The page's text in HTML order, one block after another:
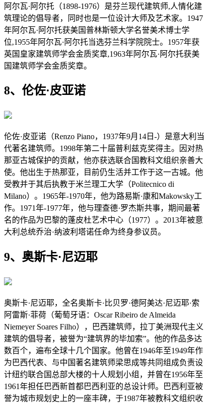
阿尔瓦·阿尔托（1898-1976）是芬兰现代建筑师,人情化建
筑理论的倡导者，同时也是一位设计大师及艺术家。1947
年阿尔瓦·阿尔托获美国普林斯顿大学名誉美术博士学
位,1955年阿尔瓦·阿尔托当选芬兰科学院院士。1957年获
英国皇家建筑师学会金质奖章,1963年阿尔瓦·阿尔托获美
国建筑师学会金质奖章。
8、伦佐·皮亚诺
伦佐·皮亚诺（Renzo Piano，1937年9月14日-）是意大利当
代著名建筑师。1998年第二十届普利兹克奖得主。因对热
那亚古城保护的贡献，他亦获选联合国教科文组织亲善大
使。他出生于热那亚，目前仍生活并工作于这一古城。他
受教并于其后执教于米兰理工大学（Politecnico di
Milano）。1965年-1970年，他为路易斯·康和Makowsky工
作。1971年-1977年，他与理查德·罗杰斯共事，期间最著
名的作品为巴黎的蓬皮杜艺术中心（1977）。2013年被意
大利总统乔治·纳波利塔诺任命为终身参议员。
9、奥斯卡·尼迈耶
奥斯卡·尼迈耶，全名奥斯卡·比贝罗·德阿美达·尼迈耶·索
阿雷斯·菲荷（葡萄牙语：Oscar Ribeiro de Almeida
Niemeyer Soares Filho），巴西建筑师，拉丁美洲现代主义
建筑的倡导者，被誉为“建筑界的毕加索”。他的作品多达
数百个，遍布全球十几个国家。他曾在1946年至1949年作
为巴西代表、与中国著名建筑师梁思成等共同组成负责设
计纽约联合国总部大楼的十人规划小组，并曾在1956年至
1961年担任巴西新首都巴西利亚的总设计师。巴西利亚被
誉为城市规划史上的一座丰碑，于1987年被教科文组织收